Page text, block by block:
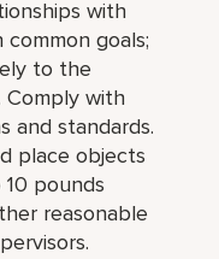
with
goals;
to the
with
and standards.
place objects
pounds
reasonable